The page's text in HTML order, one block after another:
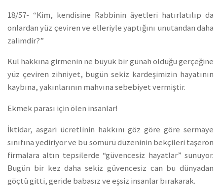
18/57- “Kim, kendisine Rabbinin âyetleri hatırlatılıp da
onlardan yüz çeviren ve elleriyle yaptığını unutandan daha
zalimdir?”
Kul hakkına girmenin ne büyük bir günah olduğu gerçeğine
yüz çeviren zihniyet, bugün sekiz kardeşimizin hayatının
kaybına, yakınlarının mahvına sebebiyet vermiştir.
Ekmek parası için ölen insanlar!
İktidar, asgari ücretlinin hakkını göz göre göre sermaye
sınıfına yediriyor ve bu sömürü düzeninin bekçileri taşeron
firmalara altın tepsilerde “güvencesiz hayatlar” sunuyor.
Bugün bir kez daha sekiz güvencesiz can bu dünyadan
göçtü gitti, geride babasız ve eşsiz insanlar bırakarak.